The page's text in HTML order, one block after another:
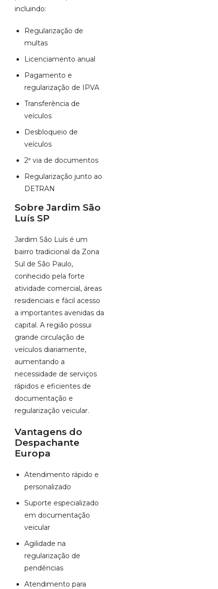
incluindo:
Regularização de
multas
Licenciamento anual
Pagamento e
regularização de IPVA
Transferência de
veículos
Desbloqueio de
veículos
2ª via de documentos
Regularização junto ao
DETRAN
Sobre Jardim São
Luís SP
Jardim São Luís é um
bairro tradicional da Zona
Sul de São Paulo,
conhecido pela forte
atividade comercial, áreas
residenciais e fácil acesso
a importantes avenidas da
capital. A região possui
grande circulação de
veículos diariamente,
aumentando a
necessidade de serviços
rápidos e eficientes de
documentação e
regularização veicular.
Vantagens do
Despachante
Europa
Atendimento rápido e
personalizado
Suporte especializado
em documentação
veicular
Agilidade na
regularização de
pendências
Atendimento para